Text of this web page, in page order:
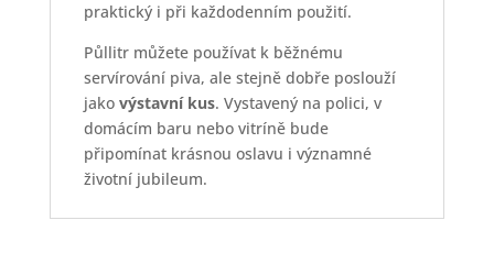
praktický i při každodenním použití.
Půllitr můžete používat k běžnému
servírování piva, ale stejně dobře poslouží
jako výstavní kus. Vystavený na polici, v
domácím baru nebo vitríně bude
připomínat krásnou oslavu i významné
životní jubileum.